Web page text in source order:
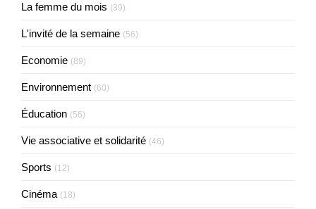
La femme du mois (39)
L'invité de la semaine (56)
Economie (89)
Environnement (60)
Éducation (56)
Vie associative et solidarité (46)
Sports (12)
Cinéma (18)